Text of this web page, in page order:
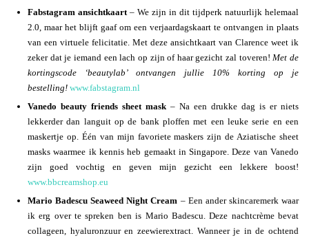
Fabstagram ansichtkaart – We zijn in dit tijdperk natuurlijk helemaal
2.0, maar het blijft gaaf om een verjaardagskaart te ontvangen in plaats
van een virtuele felicitatie. Met deze ansichtkaart van Clarence weet ik
zeker dat je iemand een lach op zijn of haar gezicht zal toveren! Met de
kortingscode ‘beautylab’ ontvangen jullie 10% korting op je
bestelling! www.fabstagram.nl
Vanedo beauty friends sheet mask – Na een drukke dag is er niets
lekkerder dan languit op de bank ploffen met een leuke serie en een
maskertje op. Één van mijn favoriete maskers zijn de Aziatische sheet
masks waarmee ik kennis heb gemaakt in Singapore. Deze van Vanedo
zijn goed vochtig en geven mijn gezicht een lekkere boost!
www.bbcreamshop.eu
Mario Badescu Seaweed Night Cream – Een ander skincaremerk waar
ik erg over te spreken ben is Mario Badescu. Deze nachtcrème bevat
collageen, hyaluronzuur en zeewierextract. Wanneer je in de ochtend